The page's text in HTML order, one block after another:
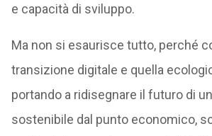
e capacità di sviluppo.
Ma non si esaurisce tutto, perché
transizione digitale e quella
portando a ridisegnare il futuro di
sostenibile dal punto economico,